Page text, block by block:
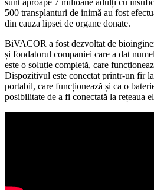
sunt aproape 7 milioane adulți cu
500 transplanturi de inimă au fost
din cauza lipsei de organe donate.
BiVACOR a fost dezvoltat de
și fondatorul companiei care a dat
este o soluție completă, care
Dispozitivul este conectat printr-un fir
portabil, care funcționează și ca o
posibilitate de a fi conectată la rețeaua